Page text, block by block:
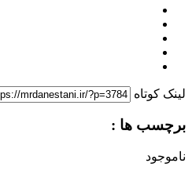
لینک کوتاه
برچسب ها :
ناموجود